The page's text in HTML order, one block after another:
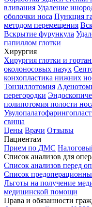
вливания Удаление
оболочки носа Пункция
методом перемещения
Вскрытие фурункула
папиллом глотки
Хирургия
Хирургия глотки и
околоносовых пазух
конхопластика нижних
Тонзиллотомия
перегородки
полипотомия полости
свища
Цены Врачи Отзывы
Пациентам
Прием по ДМС
Список анализов для
Список анализов перед
Список
Льготы на получение
медицинской помощи
Права и обязанности